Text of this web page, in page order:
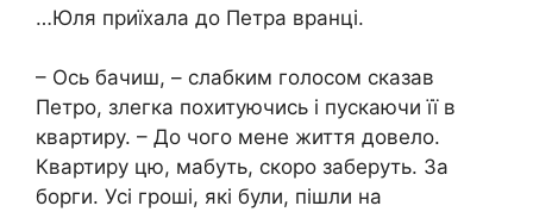
…Юля приїхала до Петра вранці.
– Ось бачиш, – слабким голосом сказав
Петро, злегка похитуючись і пускаючи її в
квартиру. – До чого мене життя довело.
Квартиру цю, мабуть, скоро заберуть. За
борги. Усі гроші, які були, пішли на